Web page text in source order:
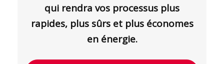
qui rendra vos processus plus
rapides, plus sûrs et plus économes
en énergie.